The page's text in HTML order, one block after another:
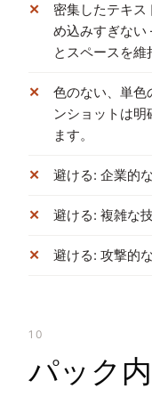
密集したテキ
め込みすぎな
とスペースを維
色のない、単
ンショットは
ます。
避ける: 企業的
避ける: 複雑な
避ける: 攻撃的
10
パック